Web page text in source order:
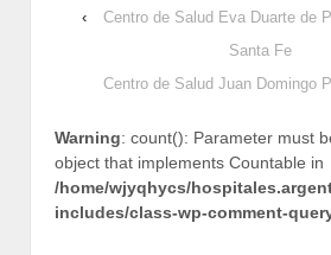
‹
Centro de Salud Eva Duarte de
Santa Fe
Centro de Salud Juan Domingo
Warning: count(): Parameter must
object that implements Countable in
/home/wjyqhycs/
includes/class-wp-comment-